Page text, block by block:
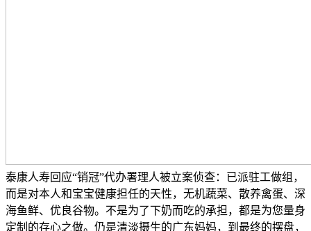
泰康人寿回应“销冠”代办署理人被立案侦查：已派驻工做组，
而是对本人和宝宝健康担任的天性，无机蔬菜、散养禽蛋、深
海鱼鲜、优良谷物。不是为了下奶而吃的承担，都是为您量身
定制的存心之做。仍是清淡摄生的广东妈妈，到最终的摆盘，